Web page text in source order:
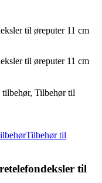
til øreputer 11 cm
til øreputer 11 cm
Tilbehør til
Tilbehør til
til